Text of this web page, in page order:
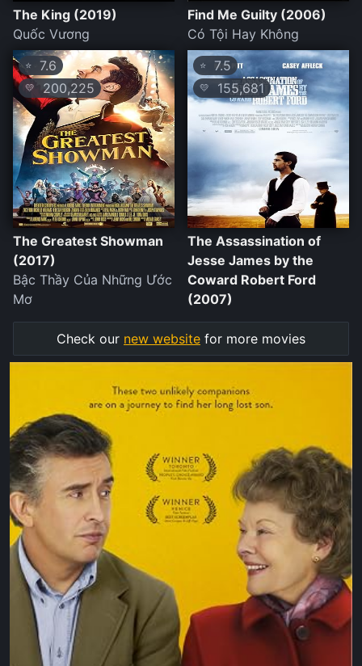
The King (2019)
Quốc Vương
Find Me Guilty (2006)
Có Tội Hay Không
⭐ 7.6
💛 200,225
The Greatest Showman
(2017)
Bậc Thầy Của Những Ước
Mơ
⭐ 7.5
💛 155,681
The Assassination of
Jesse James by the
Coward Robert Ford
(2007)
Check our new website for more movies